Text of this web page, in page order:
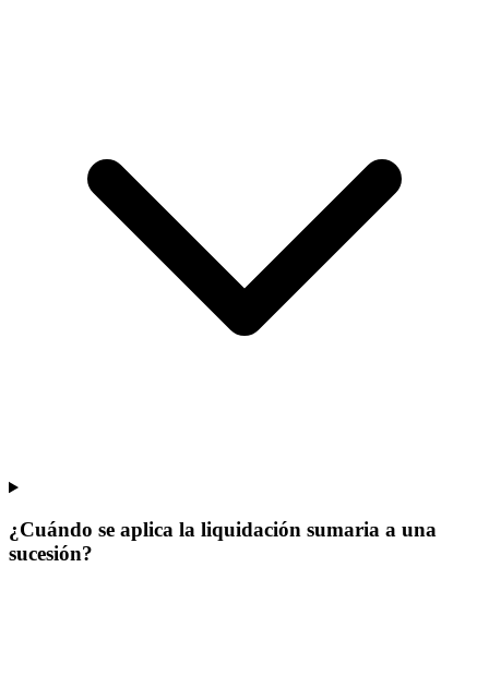
¿Cuándo se aplica la liquidación sumaria a una
sucesión?